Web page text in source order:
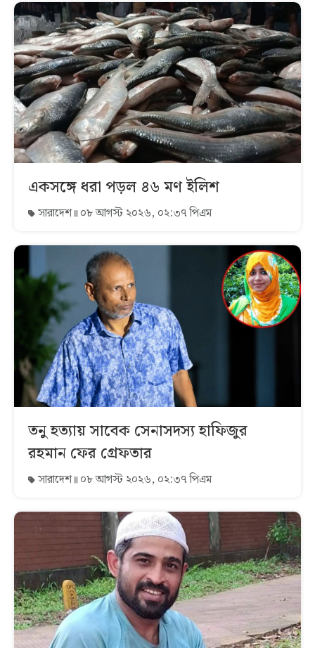
একসঙ্গে ধরা পড়ল ৪৬ মণ ইলিশ
সারাদেশ ০৮ আগস্ট ২০২৬, ০২:৩৭ পিএম
তনু হত্যায় সাবেক সেনাসদস্য হাফিজুর
রহমান ফের গ্রেফতার
সারাদেশ ০৮ আগস্ট ২০২৬, ০২:৩৭ পিএম